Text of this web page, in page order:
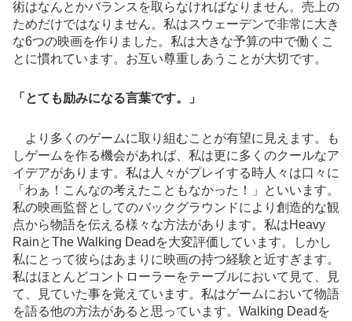
術はなんとかバランスを取らなければなりません。売上の
ためだけではなりません。私はスウェーデンで非常に大き
な6つの映画を作りました。私は大きな予算の中で働くこ
とに慣れています。お互い尊重しあうことが大切です。
「とても励みになる言葉です。」
より多くのゲームに取り組むことが有望に見えます。も
しゲームを作る機会があれば、私は更に多くのクールなア
イデアがあります。私は人々がプレイする時人々は口々に
「わぁ！こんなの考えたこともなかった！」といいます。
私の映画監督としてのバックグラウンドにより創造的な観
点から物語を伝える様々な方法があります。私はHeavy
RainとThe Walking Deadを大変評価しています。しかし
私にとって彼らはあまりに映画の持つ経験と近すぎます。
私はほとんどコントローラーをテーブルにおいて見て、見
て、見ていた事を覚えています。私はゲームにおいて物語
を語る他の方法があると思っています。Walking Deadを